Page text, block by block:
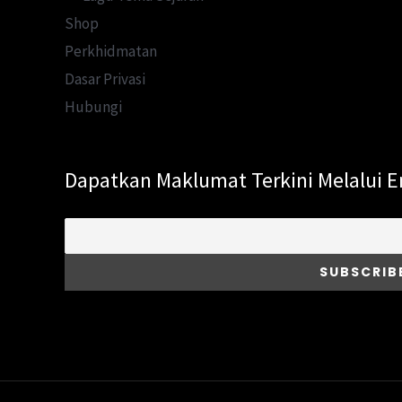
Shop
Perkhidmatan
Dasar Privasi
Hubungi
Dapatkan Maklumat Terkini Melalui